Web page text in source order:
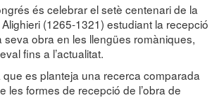
és celebrar el setè centenari de la
(1265-1321) estudiant la recepció
seva obra en les llengües romàniques,
fins a l’actualitat.
es planteja una recerca comparada
les formes de recepció de l’obra de